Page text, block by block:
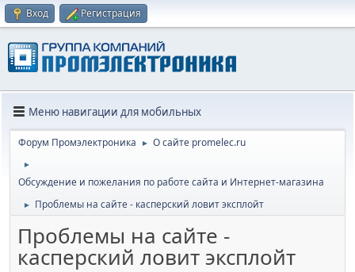
Вход Регистрация
Меню навигации для мобильных
Форум Промэлектроника ► О сайте promelec.ru
►
Обсуждение и пожелания по работе сайта и Интернет-магазина
► Проблемы на сайте - касперский ловит эксплойт
Проблемы на сайте -
касперский ловит эксплойт